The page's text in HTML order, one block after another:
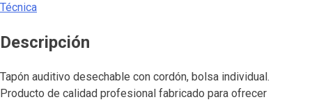
Técnica
Descripción
Tapón auditivo desechable con cordón, bolsa individual.
Producto de calidad profesional fabricado para ofrecer